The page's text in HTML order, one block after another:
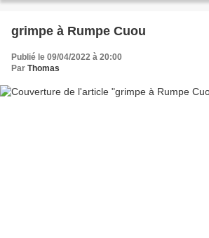
grimpe à Rumpe Cuou
Publié le 09/04/2022 à 20:00
Par Thomas